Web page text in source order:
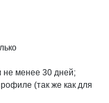
не менее 30 дней;
(так же как для